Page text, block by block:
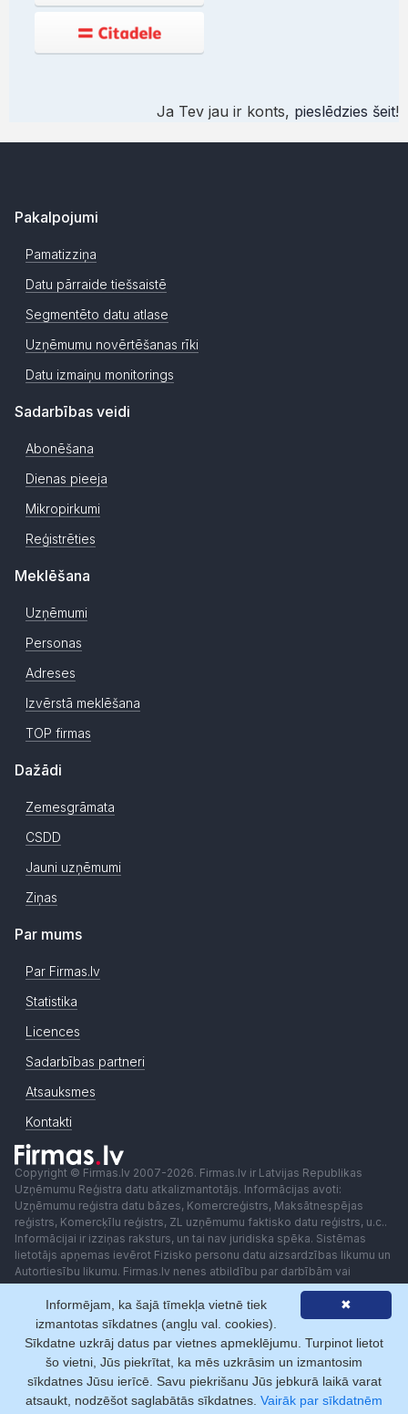
Ja Tev jau ir konts, pieslēdzies šeit!
Pakalpojumi
Pamatizziņa
Datu pārraide tiešsaistē
Segmentēto datu atlase
Uzņēmumu novērtēšanas rīki
Datu izmaiņu monitorings
Sadarbības veidi
Abonēšana
Dienas pieeja
Mikropirkumi
Reģistrēties
Meklēšana
Uzņēmumi
Personas
Adreses
Izvērstā meklēšana
TOP firmas
Dažādi
Zemesgrāmata
CSDD
Jauni uzņēmumi
Ziņas
Par mums
Par Firmas.lv
Statistika
Licences
Sadarbības partneri
Atsauksmes
Kontakti
Copyright © Firmas.lv 2007-2026. Firmas.lv ir Latvijas Republikas
Uzņēmumu Reģistra datu atkalizmantotājs. Informācijas avoti:
Uzņēmumu reģistra datu bāzes, Komercreģistrs, Maksātnespējas
reģistrs, Komercķīlu reģistrs, ZL uzņēmumu faktisko datu reģistrs, u.c..
Informācijai ir izziņas raksturs, un tai nav juridiska spēka. Sistēmas
lietotājs apņemas ievērot Fizisko personu datu aizsardzības likumu un
Autortiesību likumu. Firmas.lv nenes atbildību par darbībām vai
lēmumiem, kas balstīti uz saņemto pakalpojumu. Lietotājam aizliegts
izmantot jebkādas automatizētas sistēmas vai iekārtas (robotus)
piekļuvei sistēmai bez rakstiskas saskaņošanas ar Firmas.lv. Galvenā
redaktore: Ingūna Pempere.
Lietošanas noteikumi
Privātuma politika Norēķini ar
✖
Informējam, ka šajā tīmekļa vietnē tiek
izmantotas sīkdatnes (angļu val. cookies).
Sīkdatne uzkrāj datus par vietnes apmeklējumu. Turpinot lietot
šo vietni, Jūs piekrītat, ka mēs uzkrāsim un izmantosim
sīkdatnes Jūsu ierīcē. Savu piekrišanu Jūs jebkurā laikā varat
atsaukt, nodzēšot saglabātās sīkdatnes. Vairāk par sīkdatnēm